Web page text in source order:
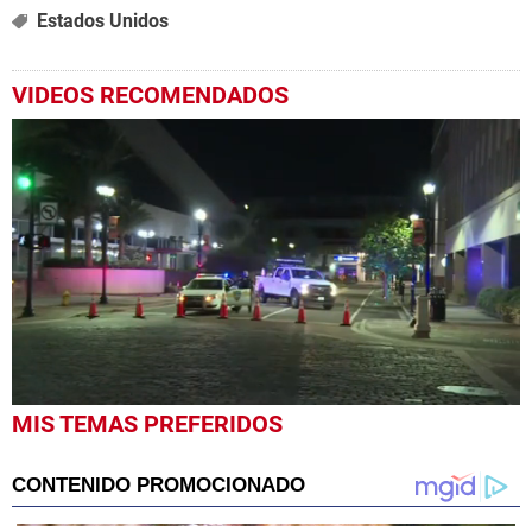
Estados Unidos
VIDEOS RECOMENDADOS
0
seconds
minute,
4
MIS TEMAS PREFERIDOS